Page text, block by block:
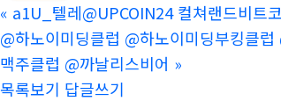
« a1U_텔레@UPCOIN24 컬쳐랜드비트
@하노이미딩클럽 @하노이미딩부킹
맥주클럽 @까날리스비어 »
목록보기 답글쓰기